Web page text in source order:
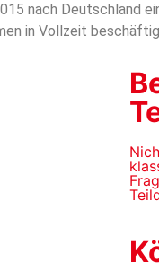
nach Deutschland
in Vollzeit